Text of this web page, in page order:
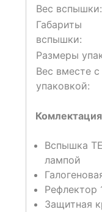
Вес вспышки:
Габариты
вспышки:
Размеры
Вес вместе с
упаковкой:
Вспышка
лампой
Рефлектор
Защитная